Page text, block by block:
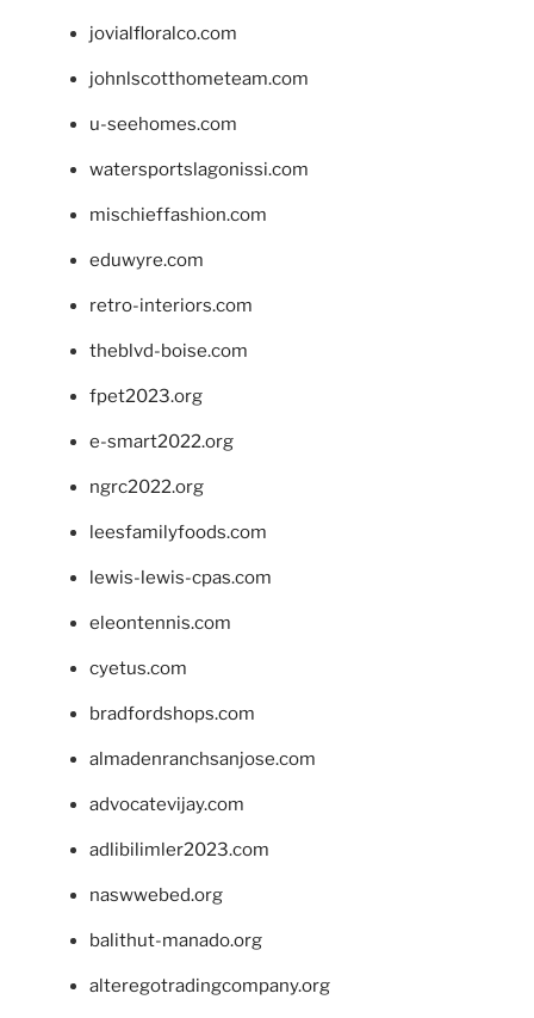
jovialfloralco.com
johnlscotthometeam.com
u-seehomes.com
watersportslagonissi.com
mischieffashion.com
eduwyre.com
retro-interiors.com
theblvd-boise.com
fpet2023.org
e-smart2022.org
ngrc2022.org
leesfamilyfoods.com
lewis-lewis-cpas.com
eleontennis.com
cyetus.com
bradfordshops.com
almadenranchsanjose.com
advocatevijay.com
adlibilimler2023.com
naswwebed.org
balithut-manado.org
alteregotradingcompany.org